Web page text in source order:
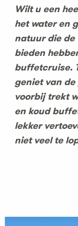
Wilt u een
het water en
natuur die de
bieden
buffetcruise.
geniet van
voorbij trekt
en koud
lekker
niet veel te